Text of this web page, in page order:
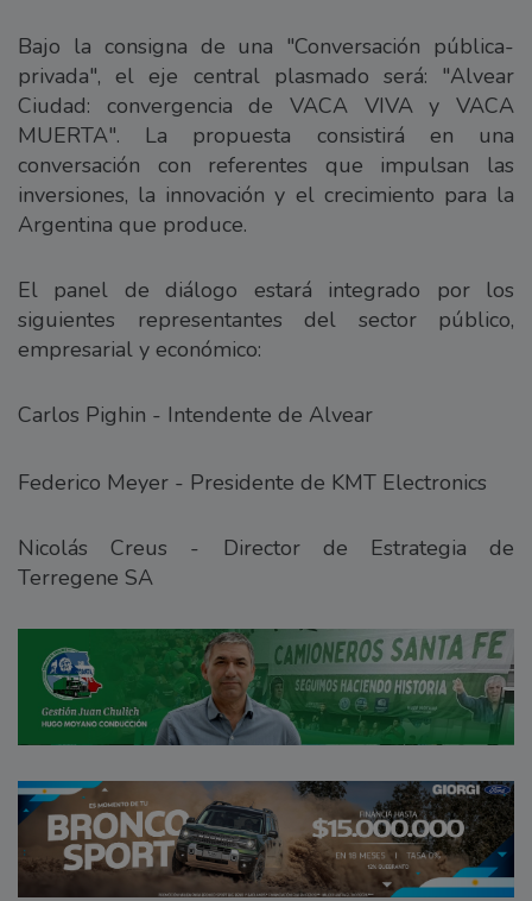
Bajo la consigna de una "Conversación pública-
privada", el eje central plasmado será: "Alvear
Ciudad: convergencia de VACA VIVA y VACA
MUERTA". La propuesta consistirá en una
conversación con referentes que impulsan las
inversiones, la innovación y el crecimiento para la
Argentina que produce.
El panel de diálogo estará integrado por los
siguientes representantes del sector público,
empresarial y económico:
Carlos Pighin - Intendente de Alvear
Federico Meyer - Presidente de KMT Electronics
Nicolás Creus - Director de Estrategia de
Terregene SA